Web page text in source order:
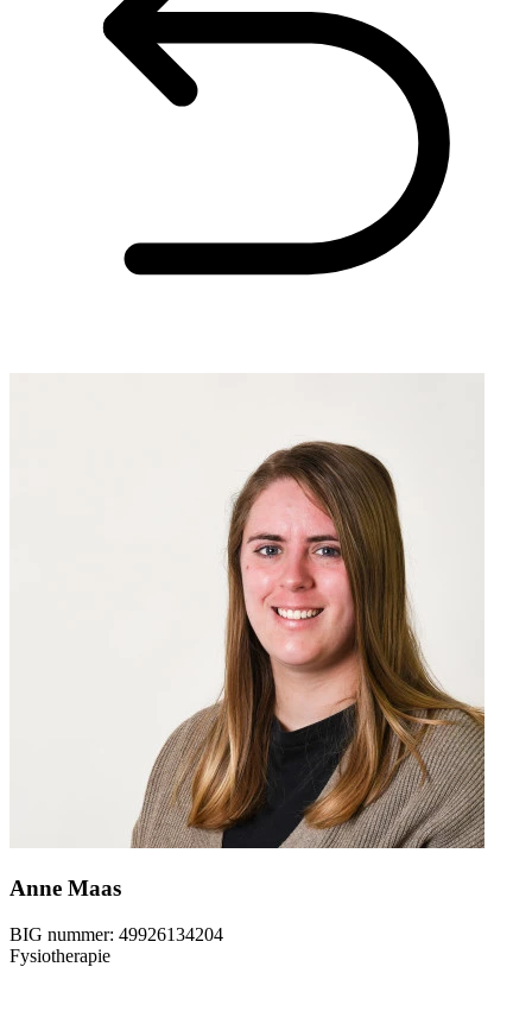
Anne Maas
BIG nummer: 49926134204
Fysiotherapie